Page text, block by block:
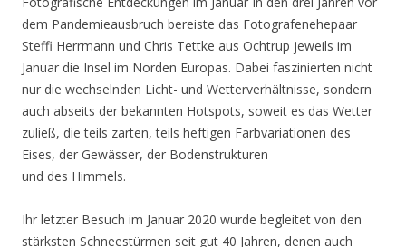
dem Pandemieausbruch bereiste das Fotografenehepaar
Steffi Herrmann und Chris Tettke aus Ochtrup jeweils im
Januar die Insel im Norden Europas. Dabei faszinierten nicht
nur die wechselnden Licht- und Wetterverhältnisse, sondern
auch abseits der bekannten Hotspots, soweit es das Wetter
zuließ, die teils zarten, teils heftigen Farbvariationen des
Eises, der Gewässer, der Bodenstrukturen
und des Himmels.
Ihr letzter Besuch im Januar 2020 wurde begleitet von den
stärksten Schneestürmen seit gut 40 Jahren, denen auch